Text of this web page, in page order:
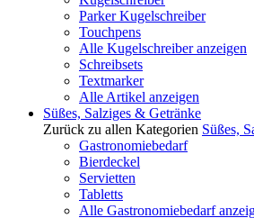
Parker Kugelschreiber
Touchpens
Alle Kugelschreiber anzeigen
Schreibsets
Textmarker
Alle Artikel anzeigen
Süßes, Salziges & Getränke
Zurück zu allen Kategorien Süßes,
Gastronomiebedarf
Bierdeckel
Servietten
Tabletts
Alle Gastronomiebedarf